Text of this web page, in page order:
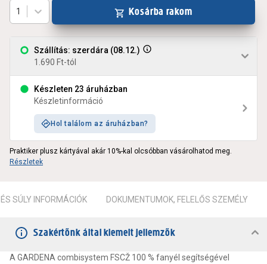
Szállítás: szerdára (08.12.)
1.690 Ft-tól
Készleten 23 áruházban
Készletinformáció
Hol találom az áruházban?
1 Kosárba rakom
Praktiker plusz kártyával akár 10%-kal olcsóbban vásárolhatod meg.
Részletek
SÚLY INFORMÁCIÓK DOKUMENTUMOK, FELELŐS SZEMÉLY
Szakértőnk által kiemelt jellemzők
A GARDENA combisystem FSCŽ 100 % fanyél segítségével